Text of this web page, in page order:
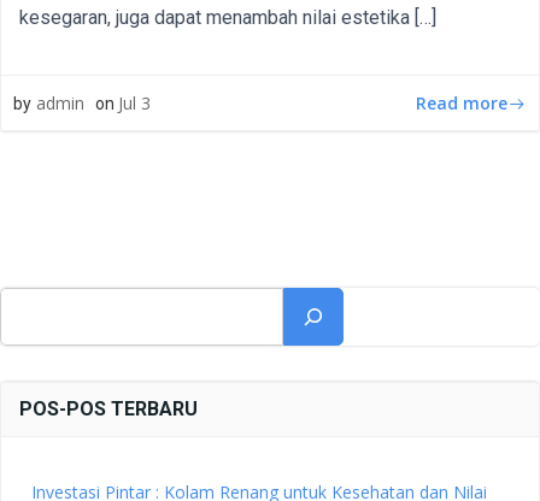
kesegaran, juga dapat menambah nilai estetika […]
by admin on Jul 3 Read more
POS-POS TERBARU
Investasi Pintar : Kolam Renang untuk Kesehatan dan Nilai